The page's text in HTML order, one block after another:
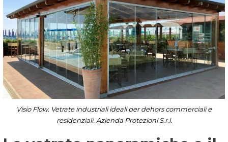
Visio Flow. Vetrate industriali ideali per dehors commerciali e
residenziali. Azienda Protezioni S.r.l.